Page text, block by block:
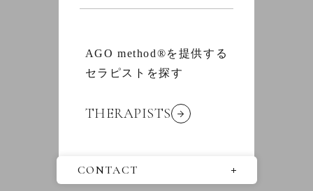
CONTACT
AGO method®を提供する
セラピストを探す
THERAPISTS